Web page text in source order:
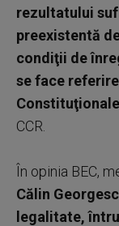
rezultatului
preexistentă
condiţii de
se face
CCR.
În opinia BEC,
Călin
legalitate,